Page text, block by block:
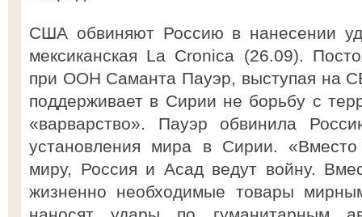
США обвиняют Россию в нанесении
мексиканская La Cronica (26.09).
при ООН Саманта Пауэр, выступая на
поддерживает в Сирии не борьбу с
«варварство». Пауэр обвинила
установления мира в Сирии.
миру, Россия и Асад ведут войну.
жизненно необходимые товары